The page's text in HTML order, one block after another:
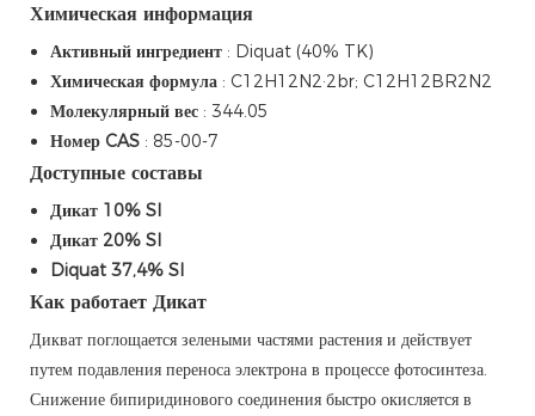
Химическая информация
Активный ингредиент : Diquat (40% TK)
Химическая формула : C12H12N2·2br; C12H12BR2N2
Молекулярный вес : 344.05
Номер CAS : 85-00-7
Доступные составы
Дикат 10% Sl
Дикат 20% Sl
Diquat 37,4% Sl
Как работает Дикат
Дикват поглощается зелеными частями растения и действует
путем подавления переноса электрона в процессе фотосинтеза.
Снижение бипиридинового соединения быстро окисляется в